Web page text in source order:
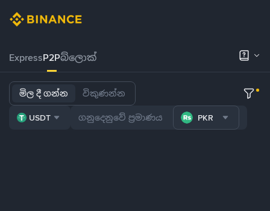
ExpressP2Pබ්ලොක්
මිල දී ගන්න විකුණන්න
USDT PKR